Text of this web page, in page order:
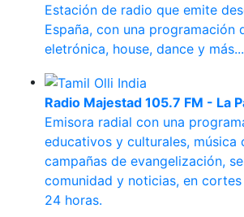
Estación de radio que emite
España, con una programación
eletrónica, house, dance y más...
Radio Majestad 105.7 FM - La
Emisora radial con una
educativos y culturales, música
campañas de evangelización,
comunidad y noticias, en
24 horas.